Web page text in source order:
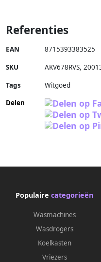
Referenties
EAN 8715393383525
SKU AKV678RVS,
Tags
Witgoed
Delen
Populaire categorieën
Wasmachines
Wasdrogers
Koelkasten
Vriezers